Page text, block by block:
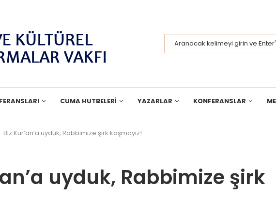
CUMA HUTBELERI YAZARLAR KONFERANSLAR
Biz Kur’an’a uyduk, Rabbimize şirk koşmayız!
uyduk, Rabbimize şirk